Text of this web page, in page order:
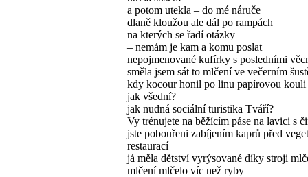
a potom utekla – do mé náruče
dlaně kloužou ale dál po rampách
na kterých se řadí otázky
– nemám je kam a komu poslat
nepojmenované kufírky s posledními
směla jsem sát to mlčení ve večerním
kdy kocour honil po linu papírovou kouli
jak všední?
jak nudná sociální turistika Tváří?
Vy trénujete na běžícím páse na lavici s
jste pobouřeni zabíjením kaprů před
restaurací
já měla dětství vyrýsované díky stroji
mlčení mlčelo víc než ryby